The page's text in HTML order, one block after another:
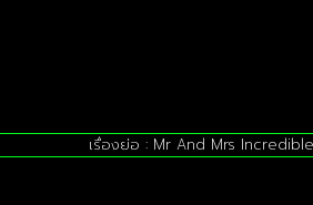
เรื่องย่อ : Mr And Mrs